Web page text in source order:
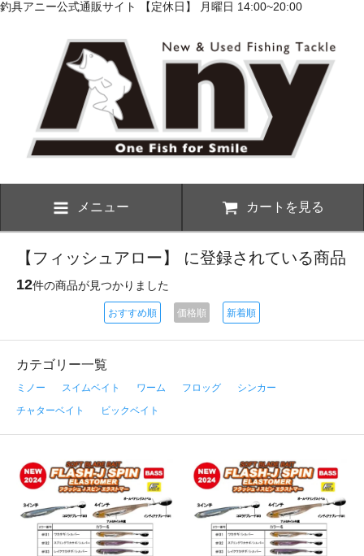
釣具アニー公式通販サイト 【定休日】 月曜日 14:00~20:00
メニュー カートを見る
【フィッシュアロー】 に登録されている商品
12件の商品が見つかりました
おすすめ順 価格順 新着順
カテゴリー一覧
ミノー スイムベイト ワーム フロッグ
シンカー
チャターベイト
ビックベイト